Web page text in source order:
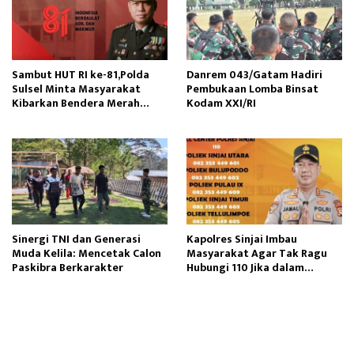
Sambut HUT RI ke-81,Polda
Sulsel Minta Masyarakat
Kibarkan Bendera Merah
Danrem 043/Gatam Hadiri
Pembukaan Lomba Binsat
Kodam XXI/RI
Sinergi TNI dan Generasi
Muda Kelila: Mencetak Calon
Paskibra Berkarakter
Kapolres Sinjai Imbau
Masyarakat Agar Tak Ragu
Hubungi 110 Jika dalam